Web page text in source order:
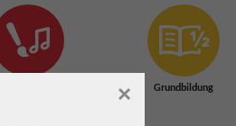
Grundbildung
×